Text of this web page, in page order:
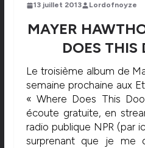
13 juillet 2013 Lordofnoyze
MAYER
DOES THIS
Le troisième album de
semaine prochaine aux
« Where Does This
écoute gratuite, en
radio publique NPR (par
surprenant que je me